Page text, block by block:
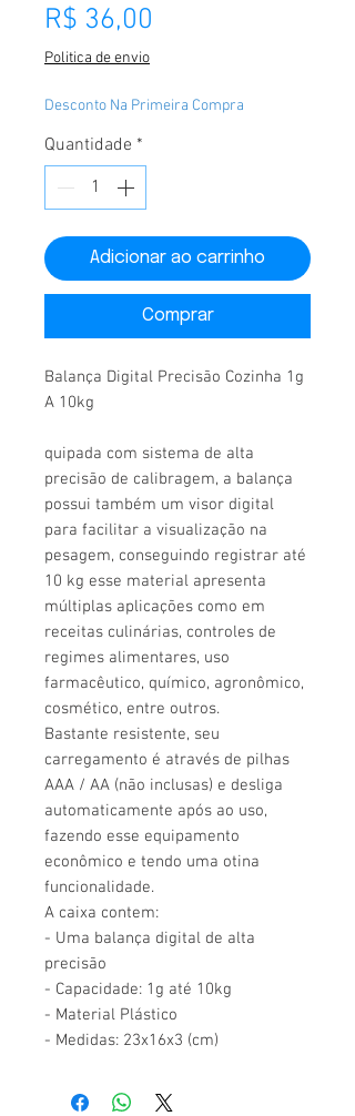
R$ 36,00
Politica de envio
Desconto Na Primeira Compra
Quantidade *
Adicionar ao carrinho
Comprar
Balança Digital Precisão Cozinha 1g
A 10kg
quipada com sistema de alta
precisão de calibragem, a balança
possui também um visor digital
para facilitar a visualização na
pesagem, conseguindo registrar até
10 kg esse material apresenta
múltiplas aplicações como em
receitas culinárias, controles de
regimes alimentares, uso
farmacêutico, químico, agronômico,
cosmético, entre outros.
Bastante resistente, seu
carregamento é através de pilhas
AAA / AA (não inclusas) e desliga
automaticamente após ao uso,
fazendo esse equipamento
econômico e tendo uma otina
funcionalidade.
A caixa contem:
- Uma balança digital de alta
precisão
- Capacidade: 1g até 10kg
- Material Plástico
- Medidas: 23x16x3 (cm)